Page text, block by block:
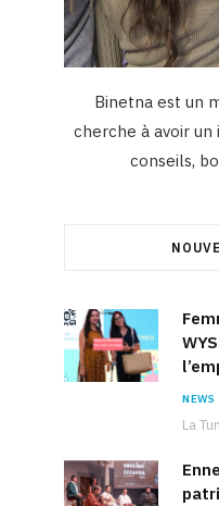
Binetna est un
cherche à avoir
conseils,
NEWS